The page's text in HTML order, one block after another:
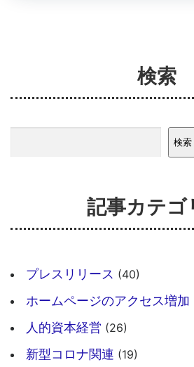
検索
検索
記事カテゴ
プレスリリース (40)
ホームページのアクセス増加
人的資本経営 (26)
新型コロナ関連 (19)